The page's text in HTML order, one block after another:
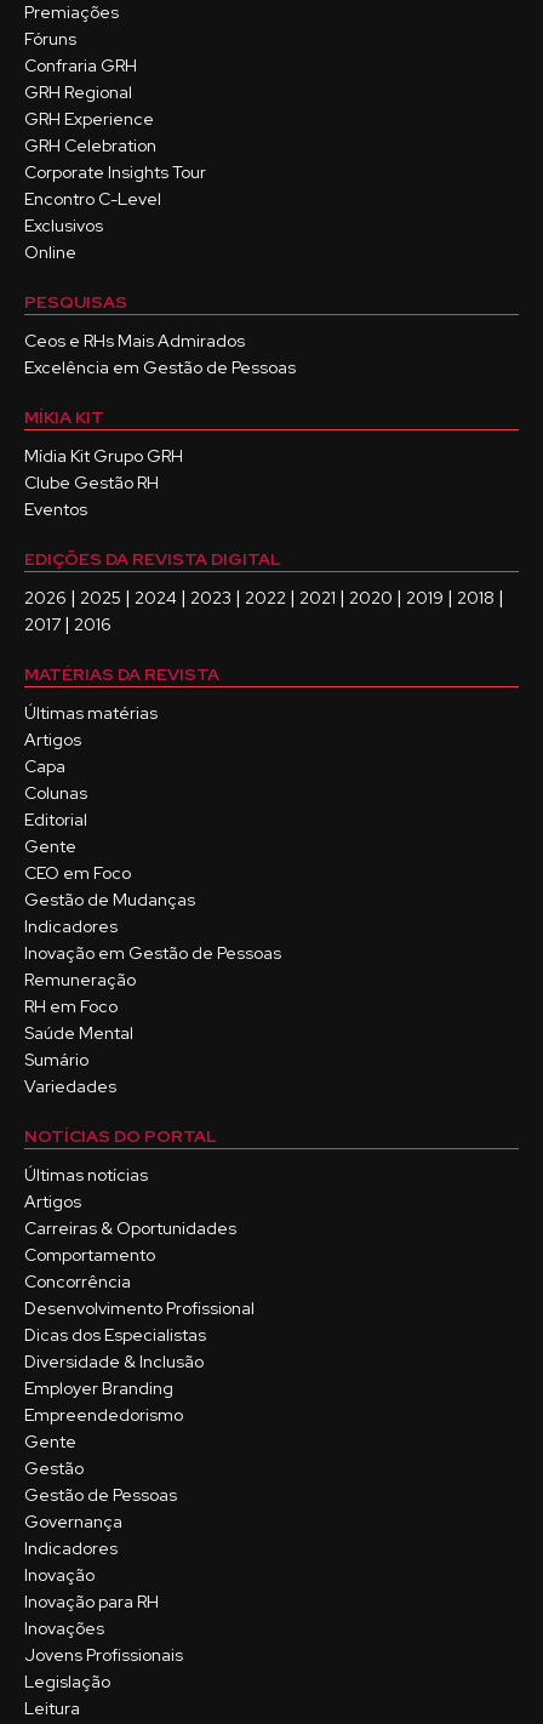
Premiações
Fóruns
Confraria GRH
GRH Regional
GRH Experience
GRH Celebration
Corporate Insights Tour
Encontro C-Level
Exclusivos
Online
PESQUISAS
Ceos e RHs Mais Admirados
Excelência em Gestão de Pessoas
MÍKIA KIT
Mídia Kit Grupo GRH
Clube Gestão RH
Eventos
EDIÇÕES DA REVISTA DIGITAL
2026 | 2025 | 2024 | 2023 | 2022 | 2021 | 2020 | 2019 | 2018 |
2017 | 2016
MATÉRIAS DA REVISTA
Últimas matérias
Artigos
Capa
Colunas
Editorial
Gente
CEO em Foco
Gestão de Mudanças
Indicadores
Inovação em Gestão de Pessoas
Remuneração
RH em Foco
Saúde Mental
Sumário
Variedades
NOTÍCIAS DO PORTAL
Últimas notícias
Artigos
Carreiras & Oportunidades
Comportamento
Concorrência
Desenvolvimento Profissional
Dicas dos Especialistas
Diversidade & Inclusão
Employer Branding
Empreendedorismo
Gente
Gestão
Gestão de Pessoas
Governança
Indicadores
Inovação
Inovação para RH
Inovações
Jovens Profissionais
Legislação
Leitura